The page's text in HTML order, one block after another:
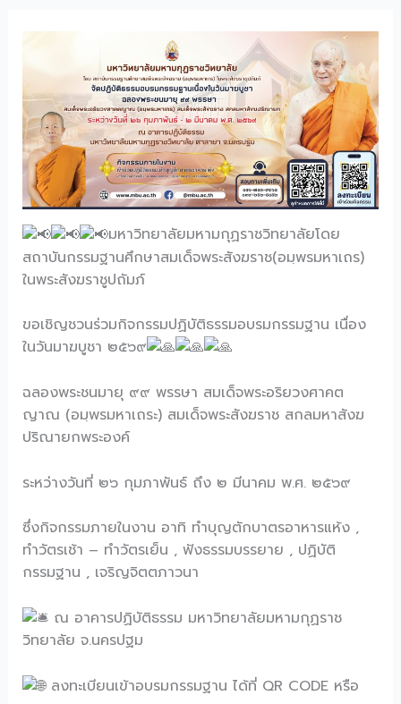
มหาวิทยาลัยมหามกุฏราชวิทยาลัยโดย
สถาบันกรรมฐานศึกษาสมเด็จพระสังฆราช(อมฺพรมหาเถร)
ในพระสังฆราชูปถัมภ์
ขอเชิญชวนร่วมกิจกรรมปฏิบัติธรรมอบรมกรรมฐาน เนื่อง
ในวันมาฆบูชา ๒๕๖๙
ฉลองพระชนมายุ ๙๙ พรรษา สมเด็จพระอริยวงศาคต
ญาณ (อมฺพรมหาเถระ) สมเด็จพระสังฆราช สกลมหาสังฆ
ปริณายกพระองค์
ระหว่างวันที่ ๒๖ กุมภาพันธ์ ถึง ๒ มีนาคม พ.ศ. ๒๕๖๙
ซึ่งกิจกรรมภายในงาน อาทิ ทำบุญตักบาตรอาหารแห้ง ,
ทำวัตรเช้า – ทำวัตรเย็น , ฟังธรรมบรรยาย , ปฏิบัติ
กรรมฐาน , เจริญจิตตภาวนา
ณ อาคารปฏิบัติธรรม มหาวิทยาลัยมหามกุฏราช
วิทยาลัย จ.นครปฐม
ลงทะเบียนเข้าอบรมกรรมฐาน ได้ที่ QR CODE หรือ